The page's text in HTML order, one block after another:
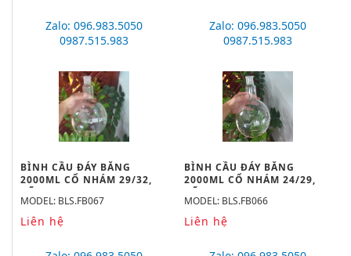
Zalo: 096.983.5050
0987.515.983
BÌNH CẦU ĐÁY BẰNG
2000ML CỔ NHÁM 29/32,
HÃNG BIOHALL
MODEL: BLS.FB067
Liên hệ
Zalo: 096.983.5050
0987.515.983
BÌNH CẦU ĐÁY BẰNG
2000ML CỔ NHÁM 24/29,
HÃNG BIOHALL
MODEL: BLS.FB066
Liên hệ